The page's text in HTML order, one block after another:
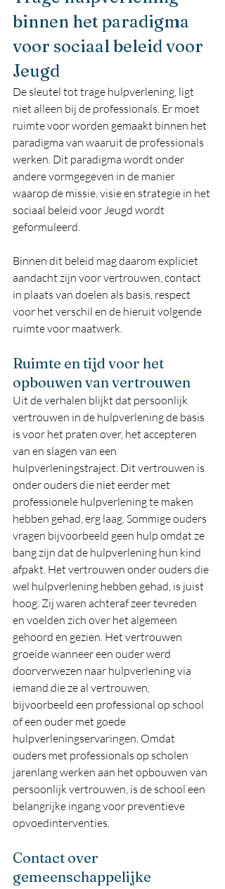
binnen het paradigma
voor sociaal beleid voor
Jeugd
De sleutel tot trage hulpverlening, ligt
niet alleen bij de professionals. Er moet
ruimte voor worden gemaakt binnen het
paradigma van waaruit de professionals
werken. Dit paradigma wordt onder
andere vormgegeven in de manier
waarop de missie, visie en strategie in het
sociaal beleid voor Jeugd wordt
geformuleerd.
Binnen dit beleid mag daarom expliciet
aandacht zijn voor vertrouwen, contact
in plaats van doelen als basis, respect
voor het verschil en de hieruit volgende
ruimte voor maatwerk.
Ruimte en tijd voor het
opbouwen van vertrouwen
Uit de verhalen blijkt dat persoonlijk
vertrouwen in de hulpverlening de basis
is voor het praten over, het accepteren
van en slagen van een
hulpverleningstraject. Dit vertrouwen is
onder ouders die niet eerder met
professionele hulpverlening te maken
hebben gehad, erg laag. Sommige ouders
vragen bijvoorbeeld geen hulp omdat ze
bang zijn dat de hulpverlening hun kind
afpakt. Het vertrouwen onder ouders die
wel hulpverlening hebben gehad, is juist
hoog. Zij waren achteraf zeer tevreden
en voelden zich over het algemeen
gehoord en gezien. Het vertrouwen
groeide wanneer een ouder werd
doorverwezen naar hulpverlening via
iemand die ze al vertrouwen,
bijvoorbeeld een professional op school
of een ouder met goede
hulpverleningservaringen. Omdat
ouders met professionals op scholen
jarenlang werken aan het opbouwen van
persoonlijk vertrouwen, is de school een
belangrijke ingang voor preventieve
opvoedinterventies.
Contact over
gemeenschappelijke